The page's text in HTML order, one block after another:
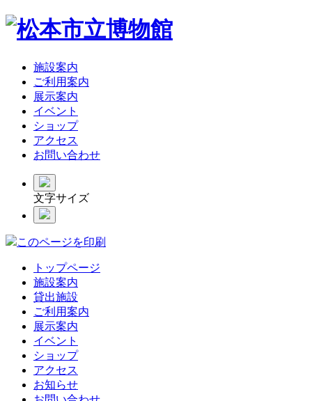
施設案内
ご利用案内
展示案内
イベント
ショップ
アクセス
お問い合わせ
文字サイズ
このページを印刷
トップページ
施設案内
貸出施設
ご利用案内
展示案内
イベント
ショップ
アクセス
お知らせ